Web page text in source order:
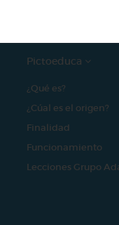
Pictoeduca
¿Qué es?
¿Cúal es el origen?
Finalidad
Funcionamiento
Lecciones Grupo